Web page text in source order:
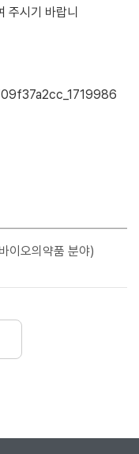
주시기 바랍니
이오의약품 분야)